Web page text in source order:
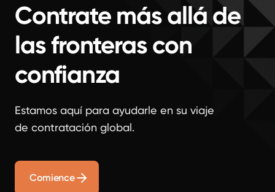
Contrate más allá de
las fronteras con
confianza
Estamos aquí para ayudarle en su viaje
de contratación global.
Comience